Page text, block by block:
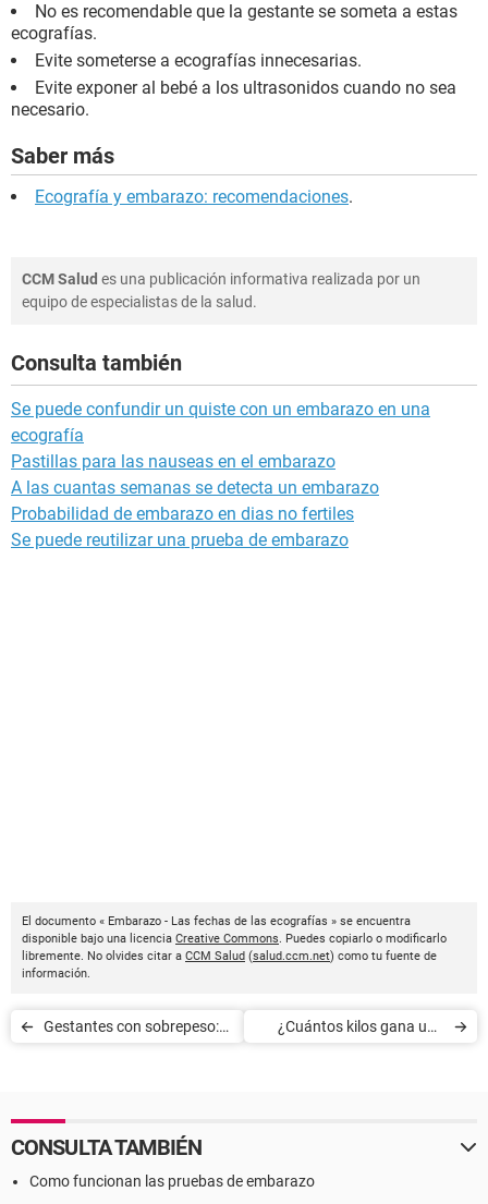
No es recomendable que la gestante se someta a estas
ecografías.
Evite someterse a ecografías innecesarias.
Evite exponer al bebé a los ultrasonidos cuando no sea
necesario.
Saber más
Ecografía y embarazo: recomendaciones.
CCM Salud es una publicación informativa realizada por un
equipo de especialistas de la salud.
Consulta también
Se puede confundir un quiste con un embarazo en una
ecografía
Pastillas para las nauseas en el embarazo
A las cuantas semanas se detecta un embarazo
Probabilidad de embarazo en dias no fertiles
Se puede reutilizar una prueba de embarazo
El documento « Embarazo - Las fechas de las ecografías » se encuentra
disponible bajo una licencia Creative Commons. Puedes copiarlo o modificarlo
libremente. No olvides citar a CCM Salud (salud.ccm.net) como tu fuente de
información.
Gestantes con sobrepeso:
¿Cuántos kilos gana una
CONSULTA TAMBIÉN
Como funcionan las pruebas de embarazo